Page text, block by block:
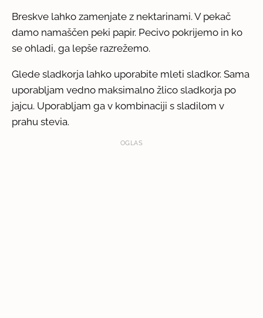
Breskve lahko zamenjate z nektarinami. V pekač
damo namaščen peki papir. Pecivo pokrijemo in ko
se ohladi, ga lepše razrežemo.
Glede sladkorja lahko uporabite mleti sladkor. Sama
uporabljam vedno maksimalno žlico sladkorja po
jajcu. Uporabljam ga v kombinaciji s sladilom v
prahu stevia.
OGLAS